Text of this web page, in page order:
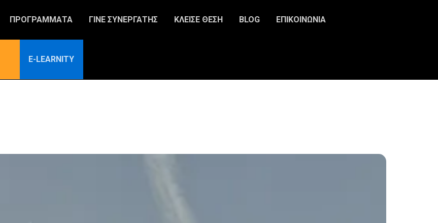
ΠΡΟΓΡΑΜΜΑΤΑ ΓΙΝΕ ΣΥΝΕΡΓΑΤΗΣ ΚΛΕΙΣΕ ΘΕΣΗ BLOG ΕΠΙΚΟΙΝΩΝΙΑ
E-LEARNITY